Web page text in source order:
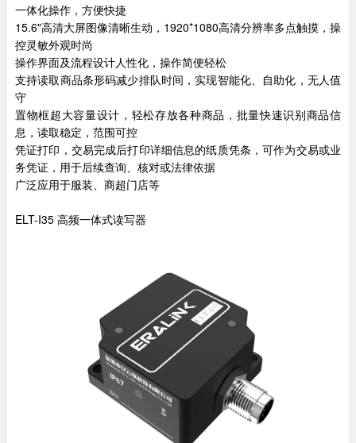
一体化操作，方便快捷
15.6"高清大屏图像清晰生动，1920*1080高清分辨率多点触摸，操
控灵敏外观时尚
操作界面及流程设计人性化，操作简便轻松
支持读取商品条形码减少排队时间，实现智能化、自助化，无人值
守
置物框超大容量设计，轻松存放各种商品，批量快速识别商品信
息，读取稳定，范围可控
凭证打印，交易完成后打印详细信息的纸质凭条，可作为交易或业
务凭证，用于后续查询、核对或法律依据
广泛应用于服装、商超门店等
ELT-I35 高频一体式读写器